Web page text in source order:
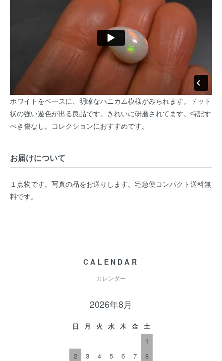
ホワイトをベースに、明瞭なハニカム模様がみられます。ドット
状の強い遊色が出る良品です。きれいに研磨されてます。特記す
べき傷なし。コレクションにおすすめです。
お届けについて
１点物です。写真の品をお送りします。宅急便コンパクト送料無
料です。
CALENDAR
カレンダー
2026年8月
日 月 火 水 木 金
土
1
2
3 4 5 6 7
8